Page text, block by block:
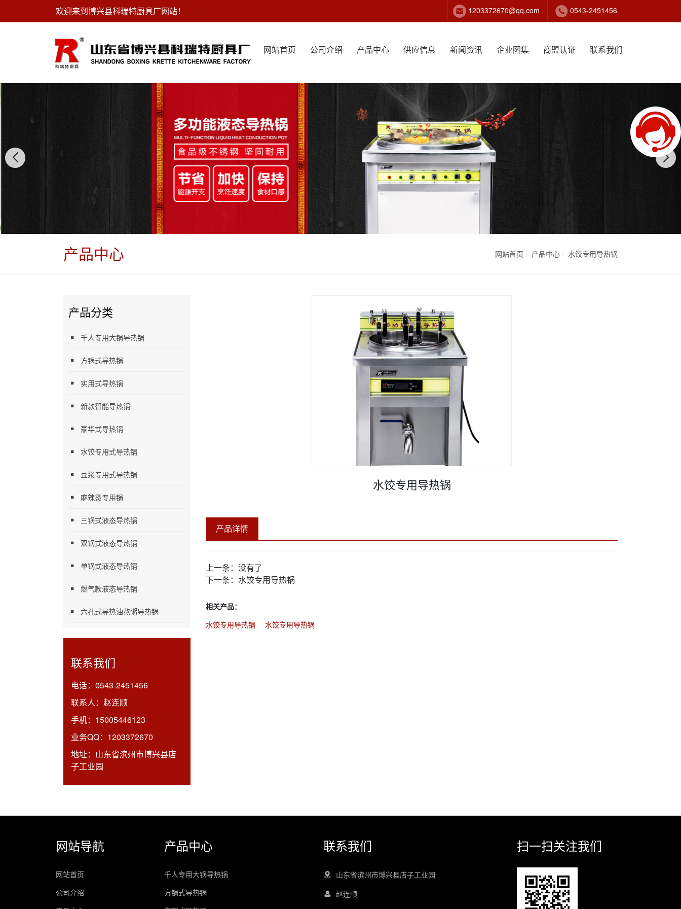
欢迎来到博兴县科瑞特厨具厂网站！ 1203372670@qq.com 0543-2451456
网站首页 公司介绍 产品中心 供应信息 新闻资讯 企业图集 商盟认证 联系我们
产品中心 网站首页 产品中心 水饺专用导热锅
产品分类
千人专用大锅导热锅
方锅式导热锅
实用式导热锅
新款智能导热锅
豪华式导热锅
水饺专用式导热锅
豆浆专用式导热锅
麻辣烫专用锅
三锅式液态导热锅
双锅式液态导热锅
单锅式液态导热锅
燃气款液态导热锅
六孔式导热油熬粥导热锅
联系我们
电话： 0543-2451456
联系人： 赵连顺
手机： 15005446123
业务QQ： 1203372670
地址： 山东省滨州市博兴县店
子工业园
水饺专用导热锅
产品详情
上一条： 没有了
下一条： 水饺专用导热锅
相关产品：
水饺专用导热锅
水饺专用导热锅
网站导航
网站首页
公司介绍
产品中心
千人专用大锅导热锅
方锅式导热锅
联系我们
山东省滨州市博兴县店子工业园
赵连顺
扫一扫关注我们